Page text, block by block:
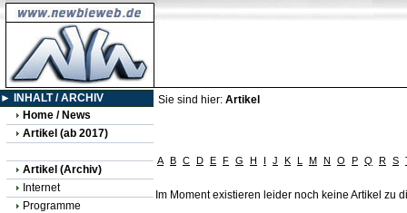
► INHALT / ARCHIV
Home / News
Artikel (ab 2017)
Artikel (Archiv)
Internet
Programme
Sie sind hier: Artikel
A B C D E F G H I J K L M N O P Q R S
Im Moment existieren leider noch keine Artikel zu